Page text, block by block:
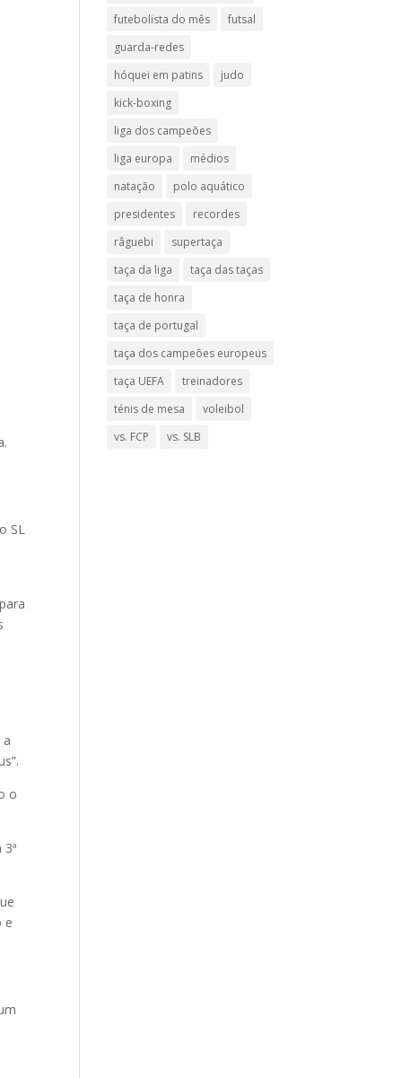
SL
o
e
futebolista do mês
futsal
guarda-redes
hóquei em patins
judo
kick-boxing
liga dos campeões
liga europa
médios
natação
polo aquático
presidentes
recordes
râguebi
supertaça
taça da liga
taça das taças
taça de honra
taça de portugal
taça dos campeões europeus
taça UEFA
treinadores
ténis de mesa
voleibol
vs. FCP
vs. SLB